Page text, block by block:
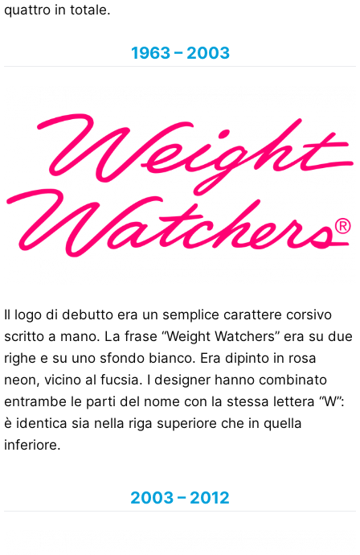
quattro in totale.
1963 – 2003
Il logo di debutto era un semplice carattere corsivo
scritto a mano. La frase “Weight Watchers” era su due
righe e su uno sfondo bianco. Era dipinto in rosa
neon, vicino al fucsia. I designer hanno combinato
entrambe le parti del nome con la stessa lettera “W”:
è identica sia nella riga superiore che in quella
inferiore.
2003 – 2012